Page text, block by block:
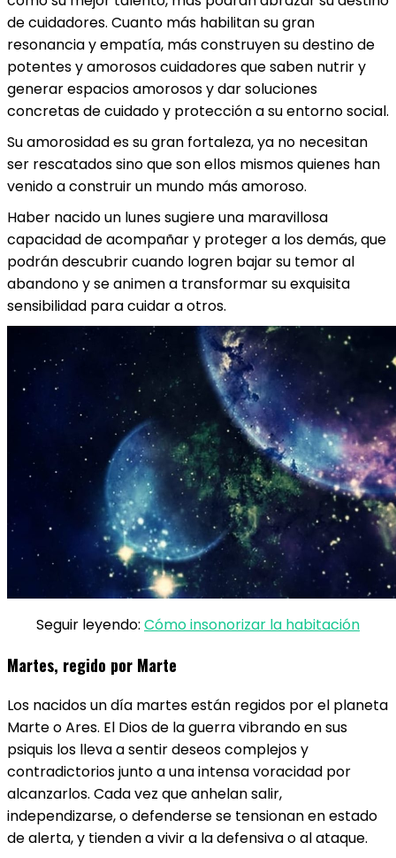
de cuidadores. Cuanto más habilitan su gran
resonancia y empatía, más construyen su destino de
potentes y amorosos cuidadores que saben nutrir y
generar espacios amorosos y dar soluciones
concretas de cuidado y protección a su entorno social.
Su amorosidad es su gran fortaleza, ya no necesitan
ser rescatados sino que son ellos mismos quienes han
venido a construir un mundo más amoroso.
Haber nacido un lunes sugiere una maravillosa
capacidad de acompañar y proteger a los demás, que
podrán descubrir cuando logren bajar su temor al
abandono y se animen a transformar su exquisita
sensibilidad para cuidar a otros.
Seguir leyendo: Cómo insonorizar la habitación
Martes, regido por Marte
Los nacidos un día martes están regidos por el planeta
Marte​ o Ares. El Dios de la guerra vibrando en sus
psiquis los lleva a sentir deseos complejos y
contradictorios junto a una intensa voracidad por
alcanzarlos. Cada vez que anhelan salir,
independizarse, o defenderse se tensionan en estado
de alerta, y tienden a vivir a la defensiva o al ataque.